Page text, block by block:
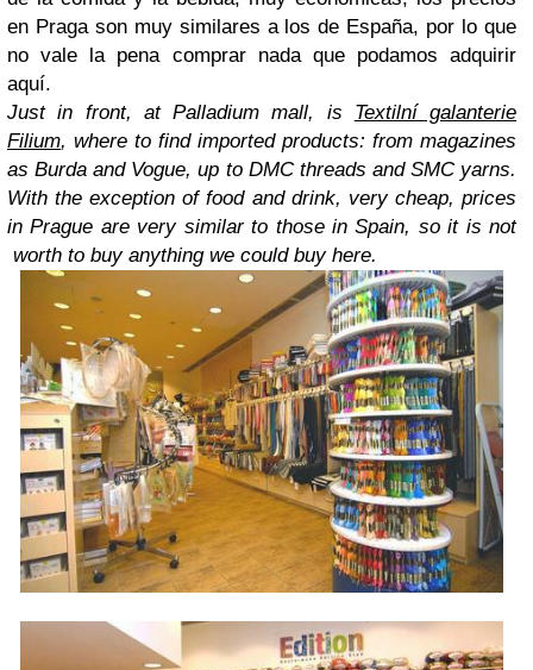
en Praga son muy similares a los de España, por lo que
no vale la pena comprar nada que podamos adquirir
aquí.
Just in front, at Palladium mall, is Textilní galanterie
Filium, where to find imported products: from magazines
as Burda and Vogue, up to DMC threads and SMC yarns.
With the exception of food and drink, very cheap, prices
in Prague are very similar to those in Spain, so it is not
worth to buy anything we could buy here.